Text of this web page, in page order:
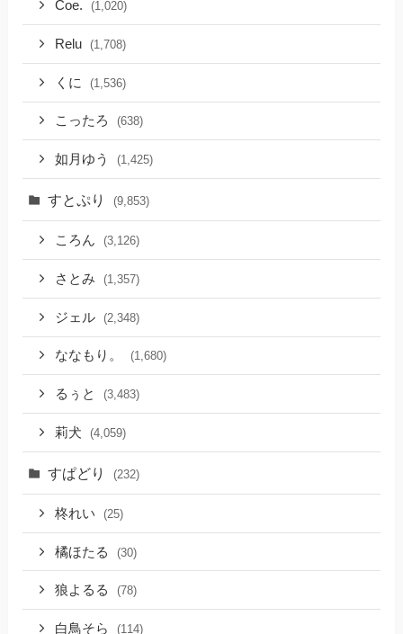
Coe. (1,020)
Relu (1,708)
くに (1,536)
こったろ (638)
如月ゆう (1,425)
すとぷり (9,853)
ころん (3,126)
さとみ (1,357)
ジェル (2,348)
ななもり。 (1,680)
るぅと (3,483)
莉犬 (4,059)
すぱどり (232)
柊れい (25)
橘ほたる (30)
狼よるる (78)
白鳥そら (114)